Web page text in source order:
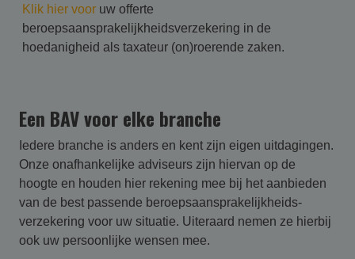
Klik hier voor uw offerte
beroepsaansprakelijkheidsverzekering in de
hoedanigheid als taxateur (on)roerende zaken.
Een BAV voor elke branche
Iedere branche is anders en kent zijn eigen uitdagingen.
Onze onafhankelijke adviseurs zijn hiervan op de
hoogte en houden hier rekening mee bij het aanbieden
van de best passende beroepsaansprakelijk­heids­
verzekering voor uw situatie. Uiteraard nemen ze hierbij
ook uw persoonlijke wensen mee.